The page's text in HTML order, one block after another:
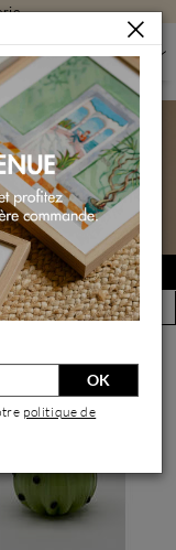
Créer une alerte
OK
politique de